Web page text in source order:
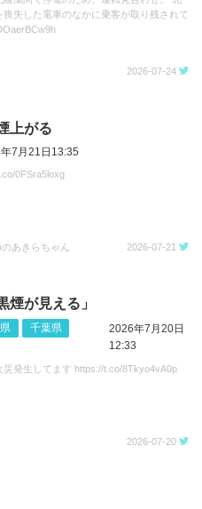
失した電車のなかに乗客が取り残されて
2026-07-24
上がる
7月21日13:35
0FSra5loxg
あきらちゃん 2026-07-21
煙が見える」
千葉県
2026年7月20日
12:33
災発生してます https://t.co/8Tkyo4vA0p
2026-07-20